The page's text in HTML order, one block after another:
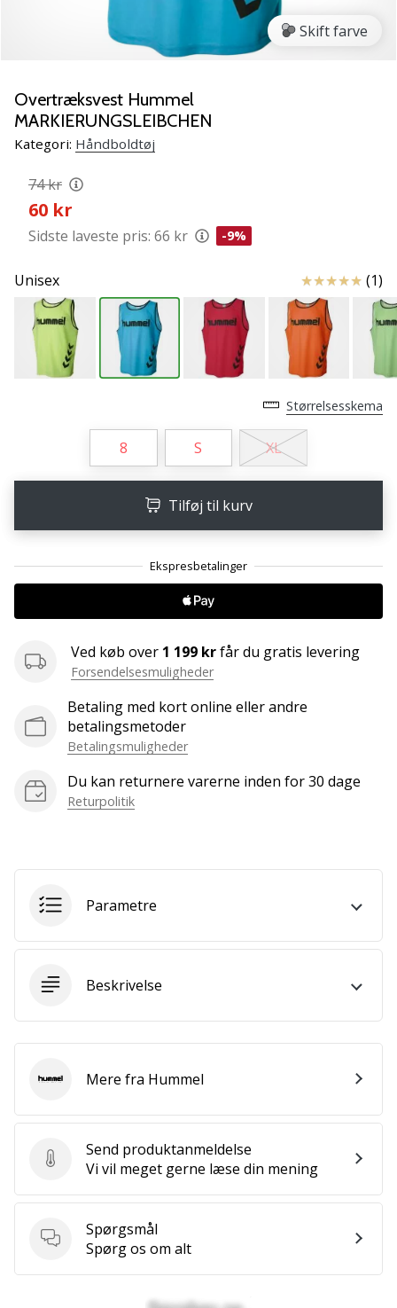
de
nye
PUMA
Accelerate
SQD
håndboldsko
Oplev
de
tekniske
opdateringer
er…
•
2 min. Læsning
Handball
ambassadør
du
den
samme
hobby
som
løbe
sammen.
Vis alle
Skift farve
Overtræksvest Hummel
MARKIERUNGSLEIBCHEN
Kategori: Håndboldtøj
74 kr
60 kr
Sidste laveste pris: 66 kr -9%
Unisex Anmeldelser
(1)
Størrelsesskema
8 S XL
Tilføj til kurv
Ved køb over 1 199 krfår du gratis levering
Forsendelsesmuligheder
Betaling med kort online eller andre
betalingsmetoder
Betalingsmuligheder
Du kan returnere varerne inden for 30 dage
Returpolitik
Parametre
Beskrivelse
Send produktanmeldelse
Send produktanmeldelse
Vi vil meget gerne læse din mening
Spørgsmål
Spørgsmål
Spørg os om alt
HummelMere fra Hummel